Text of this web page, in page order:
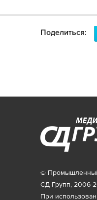
Поделиться:
©
СД Групп, 2006-
При